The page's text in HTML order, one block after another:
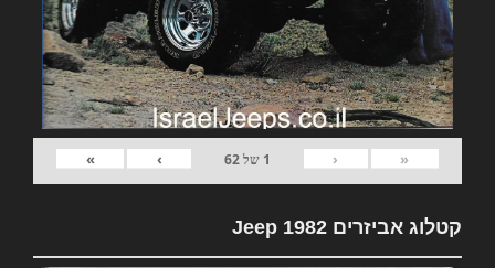
«
‹
1 של62
›
»
קטלוג אביזרים 1982 Jeep